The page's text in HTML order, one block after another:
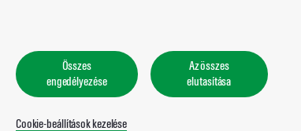
Összes
engedélyezése
Az összes
elutasítása
Cookie-beállítások kezelése